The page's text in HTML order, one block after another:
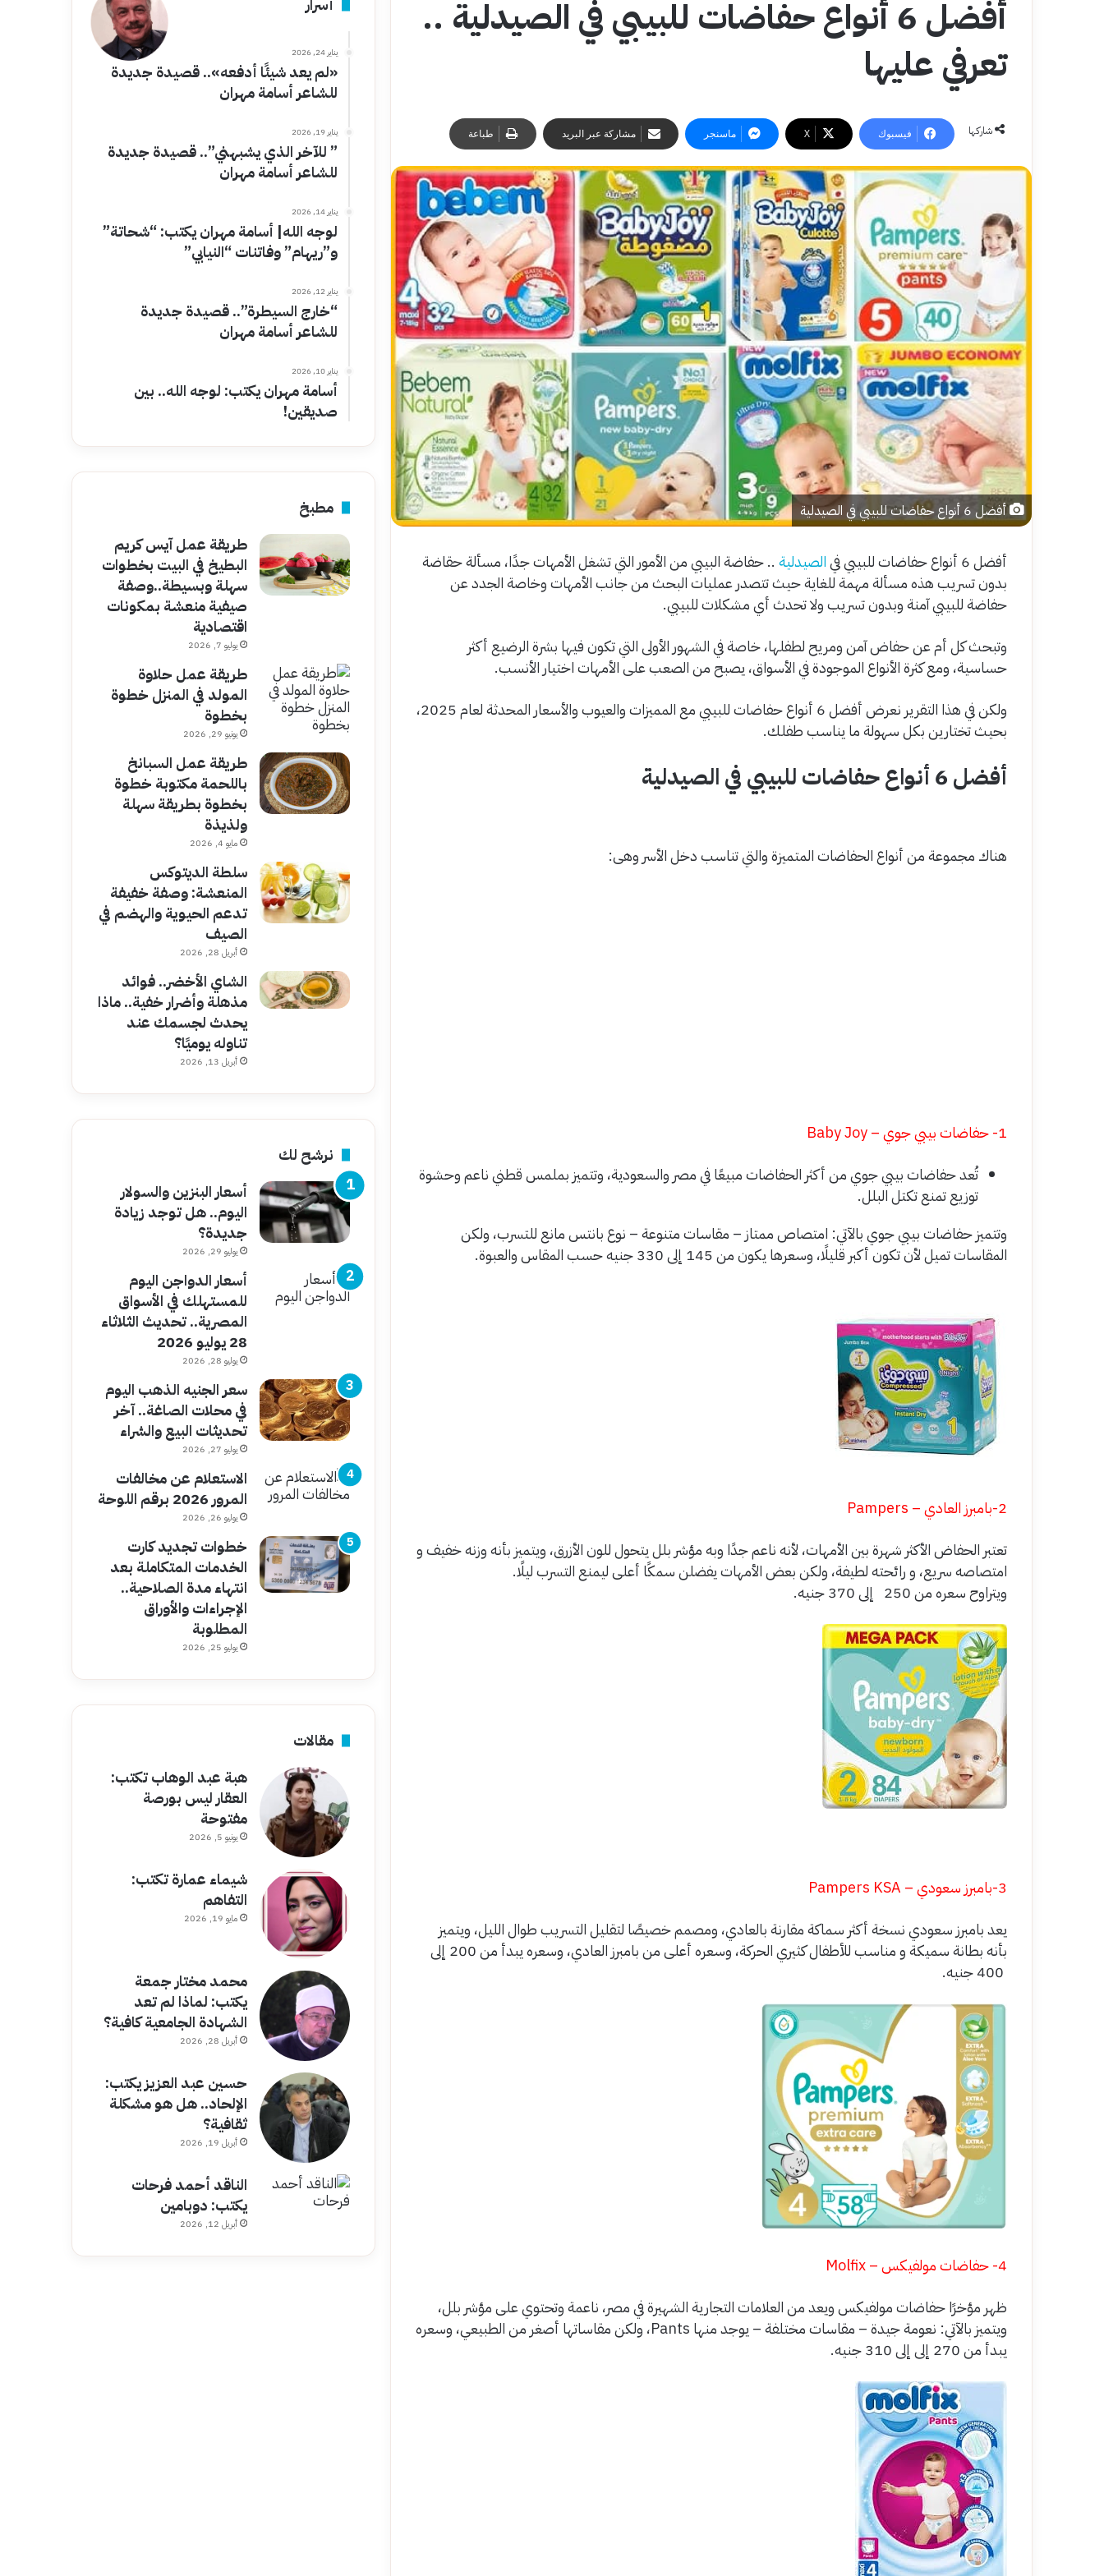
أفضل 6 أنواع حفاضات للبيبي في الصيدلية ..
تعرفي عليها
شاركها فيسبوك ‫X ماسنجر مشاركة عبر البريد طباعة
أفضل 6 أنواع حفاضات للبيبي في الصيدلية
أفضل 6 أنواع حفاضات للبيبي في الصيدلية .. حفاضة البيبي من الأمور التي تشغل الأمهات جدًا، مسألة حقاضة
بدون تسريب هذه مسألة مهمة للغاية حيث تتصدر عمليات البحث من جانب الأمهات وخاصة الجدد عن
حفاضة للبيبي آمنة وبدون تسريب ولا تحدث أي مشكلات للبيبي.
وتبحث كل أم عن حفاض آمن ومريح لطفلها، خاصة في الشهور الأولى التي تكون فيها بشرة الرضيع أكثر
حساسية، ومع كثرة الأنواع الموجودة في الأسواق، يصبح من الصعب على الأمهات اختيار الأنسب.
ولكن في هذا التقرير نعرض أفضل 6 أنواع حفاضات للبيبي مع المميزات والعيوب والأسعار المحدثة لعام 2025،
بحيث تختارين بكل سهولة ما يناسب طفلك.
أفضل 6 أنواع حفاضات للبيبي في الصيدلية
هناك مجموعة من أنواع الحفاضات المتميزة والتي تناسب دخل الأسر وهى:
1- حفاضات بيبي جوي – Baby Joy
تُعد حفاضات بيبي جوي من أكثر الحفاضات مبيعًا في مصر والسعودية، وتتميز بملمس قطني ناعم وحشوة
توزيع تمنع تكتل البلل.
وتتميز حفاضات بيبي جوي بالآتي: امتصاص ممتاز – مقاسات متنوعة – نوع بانتس مانع للتسرب، ولكن
المقاسات تميل لأن تكون أكبر قليلًا، وسعرها يكون من 145 إلى 330 جنيه حسب المقاس والعبوة.
2-بامبرز العادي – Pampers
تعتبر الحفاض الأكثر شهرة بين الأمهات، لأنه ناعم جدًا وبه مؤشر بلل يتحول للون الأزرق، ويتميز بأنه وزنه خفيف و
امتصاصه سريع، و رائحته لطيفة، ولكن بعض الأمهات يفضلن سمكًا أعلى ليمنع التسرب ليلًا.
ويتراوح سعره من 250 إلى 370 جنيه.
3-بامبرز سعودي – Pampers KSA
يعد بامبرز سعودي نسخة أكثر سماكة مقارنة بالعادي، ومصمم خصيصًا لتقليل التسريب طوال الليل، ويتميز
بأنه بطانة سميكة و مناسب للأطفال كثيري الحركة، وسعره أعلى من بامبرز العادي، وسعره يبدأ من 200 إلى
4- حفاضات مولفيكس – Molfix
ظهر مؤخرًا حفاضات مولفيكس ويعد من العلامات التجارية الشهيرة في مصر، ناعمة وتحتوي على مؤشر بلل،
ويتميز بالآتي: نعومة جيدة – مقاسات مختلفة – يوجد منها Pants، ولكن مقاساتها أصغر من الطبيعي، وسعره
يبدأ من 270 إلى إلى 310 جنيه.
أسرار
يناير 24, 2026
«لم يعد شيئًا أدفعه».. قصيدة جديدة
للشاعر أسامة مهران
يناير 19, 2026
” للآخر الذي يشبهني”.. قصيدة جديدة
للشاعر أسامة مهران
يناير 14, 2026
لوجه الله| أسامة مهران يكتب: “شحاتة”
و”ريهام” وفاتنات “النيابي”
يناير 12, 2026
“خارج السيطرة”.. قصيدة جديدة
للشاعر أسامة مهران
يناير 10, 2026
أسامة مهران يكتب: لوجه الله.. بين
صديقين!
مطبخ
طريقة عمل آيس كريم
البطيخ في البيت بخطوات
سهلة وبسيطة..وصفة
صيفية منعشة بمكونات
اقتصادية
يوليو 7, 2026
طريقة عمل حلاوة
المولد في المنزل خطوة
بخطوة
يونيو 29, 2026
طريقة عمل السبانخ
باللحمة مكتوبة خطوة
بخطوة بطريقة سهلة
ولذيذة
مايو 4, 2026
سلطة الديتوكس
المنعشة: وصفة خفيفة
تدعم الحيوية والهضم في
الصيف
أبريل 28, 2026
الشاي الأخضر.. فوائد
مذهلة وأضرار خفية.. ماذا
يحدث لجسمك عند
تناوله يوميًا؟
أبريل 13, 2026
نرشح لك
أسعار البنزين والسولار
اليوم.. هل توجد زيادة
جديدة؟
يوليو 29, 2026
أسعار الدواجن اليوم
للمستهلك في الأسواق
المصرية.. تحديث الثلاثاء
28 يوليو 2026
يوليو 28, 2026
سعر الجنيه الذهب اليوم
في محلات الصاغة.. آخر
تحديثات البيع والشراء
يوليو 27, 2026
الاستعلام عن مخالفات
المرور 2026 برقم اللوحة
يوليو 26, 2026
خطوات تجديد كارت
الخدمات المتكاملة بعد
انتهاء مدة الصلاحية..
الإجراءات والأوراق
المطلوبة
يوليو 25, 2026
مقالات
هبة عبد الوهاب تكتب:
العقار ليس بورصة
مفتوحة
يونيو 5, 2026
شيماء عمارة تكتب:
التفاهم
مايو 19, 2026
محمد مختار جمعة
يكتب: لماذا لم تعد
الشهادة الجامعية كافية؟
أبريل 28, 2026
حسين عبد العزيز يكتب:
الإلحاد.. هل هو مشكلة
ثقافية؟
أبريل 19, 2026
الناقد أحمد فرحات
يكتب: دوبامين
أبريل 12, 2026